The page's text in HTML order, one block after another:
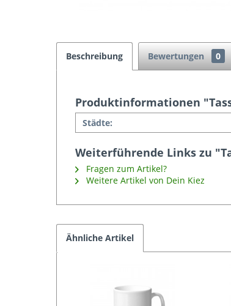
Beschreibung Bewertungen 0
Produktinformationen
Städte:
Weiterführende Links zu
Fragen zum Artikel?
Weitere Artikel von Dein Kiez
Ähnliche Artikel